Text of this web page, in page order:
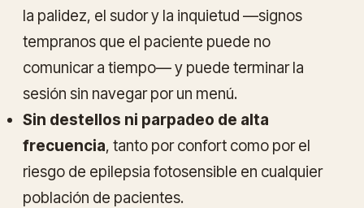
la palidez, el sudor y la inquietud —signos
tempranos que el paciente puede no
comunicar a tiempo— y puede terminar la
sesión sin navegar por un menú.
Sin destellos ni parpadeo de alta
frecuencia, tanto por confort como por el
riesgo de epilepsia fotosensible en cualquier
población de pacientes.